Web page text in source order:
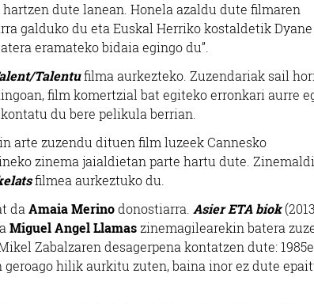
dute lanean. Honela azaldu dute filmaren
galduko du eta Euskal Herriko kostaldetik Dyane
eramateko bidaia egingo du”.
Talentufilma aurkezteko. Zuzendariak sail
film komertzial bat egiteko erronkari aurre
du bere pelikula berrian.
arte zuzendu dituen film luzeek Cannesko
zinema jaialdietan parte hartu dute.
filmea aurkeztuko du.
da Amaia Merinodonostiarra. Asier ETA biok
Miguel Angel Llamas zinemagilearekin batera
Zabalzaren desagerpena kontatzen dute:
hilik aurkitu zuten, baina inor ez dute